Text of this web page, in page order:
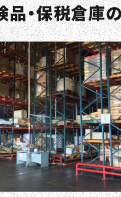
品・保税倉庫